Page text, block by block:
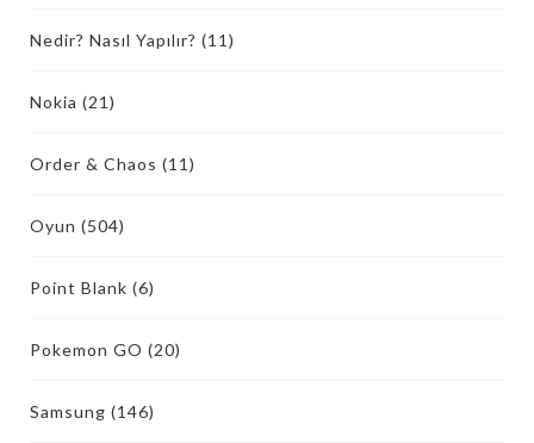
Nedir? Nasıl Yapılır? (11)
Nokia (21)
Order & Chaos (11)
Oyun (504)
Point Blank (6)
Pokemon GO (20)
Samsung (146)